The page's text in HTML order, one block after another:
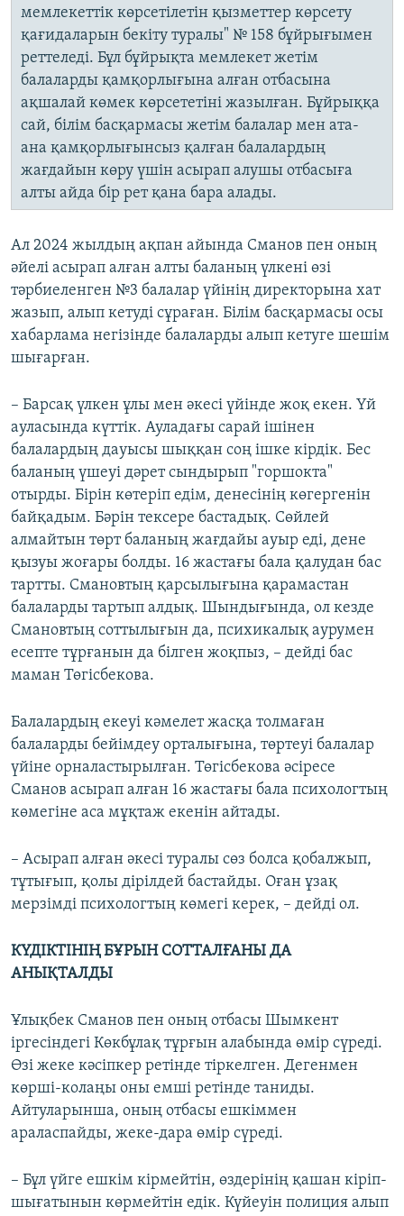
мемлекеттік көрсетілетін қызметтер көрсету
қағидаларын бекіту туралы" № 158 бұйрығымен
реттеледі. Бұл бұйрықта мемлекет жетім
балаларды қамқорлығына алған отбасына
ақшалай көмек көрсететіні жазылған. Бұйрыққа
сай, білім басқармасы жетім балалар мен ата-
ана қамқорлығынсыз қалған балалардың
жағдайын көру үшін асырап алушы отбасыға
алты айда бір рет қана бара алады.
Ал 2024 жылдың ақпан айында Сманов пен оның
әйелі асырап алған алты баланың үлкені өзі
тәрбиеленген №3 балалар үйінің директорына хат
жазып, алып кетуді сұраған. Білім басқармасы осы
хабарлама негізінде балаларды алып кетуге шешім
шығарған.
– Барсақ үлкен ұлы мен әкесі үйінде жоқ екен. Үй
ауласында күттік. Ауладағы сарай ішінен
балалардың дауысы шыққан соң ішке кірдік. Бес
баланың үшеуі дәрет сындырып "горшокта"
отырды. Бірін көтеріп едім, денесінің көгергенін
байқадым. Бәрін тексере бастадық. Сөйлей
алмайтын төрт баланың жағдайы ауыр еді, дене
қызуы жоғары болды. 16 жастағы бала қалудан бас
тартты. Смановтың қарсылығына қарамастан
балаларды тартып алдық. Шындығында, ол кезде
Смановтың соттылығын да, психикалық аурумен
есепте тұрғанын да білген жоқпыз, – дейді бас
маман Төгісбекова.
Балалардың екеуі кәмелет жасқа толмаған
балаларды бейімдеу орталығына, төртеуі балалар
үйіне орналастырылған. Төгісбекова әсіресе
Сманов асырап алған 16 жастағы бала психологтың
көмегіне аса мұқтаж екенін айтады.
– Асырап алған әкесі туралы сөз болса қобалжып,
тұтығып, қолы дірілдей бастайды. Оған ұзақ
мерзімді психологтың көмегі керек, – дейді ол.
КҮДІКТІНІҢ БҰРЫН СОТТАЛҒАНЫ ДА
АНЫҚТАЛДЫ
Ұлықбек Сманов пен оның отбасы Шымкент
іргесіндегі Көкбұлақ тұрғын алабында өмір сүреді.
Өзі жеке кәсіпкер ретінде тіркелген. Дегенмен
көрші-колаңы оны емші ретінде таниды.
Айтуларынша, оның отбасы ешкіммен
араласпайды, жеке-дара өмір сүреді.
– Бұл үйге ешкім кірмейтін, өздерінің қашан кіріп-
шығатынын көрмейтін едік. Күйеуін полиция алып